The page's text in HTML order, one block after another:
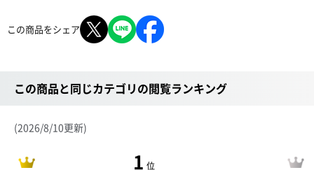
この商品をシェア
この商品と同じカテゴリの閲覧ランキング
(2026/8/10更新)
1 位